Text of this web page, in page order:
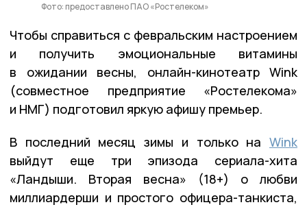
Фото: предоставлено ПАО «Ростелеком»
Чтобы справиться с февральским настроением
и получить эмоциональные витамины
в ожидании весны, онлайн-кинотеатр Wink
(совместное предприятие «Ростелекома»
и НМГ) подготовил яркую афишу премьер.
В последний месяц зимы и только на Wink
выйдут еще три эпизода сериала-хита
«Ландыши. Вторая весна» (18+) о любви
миллиардерши и простого офицера-танкиста,